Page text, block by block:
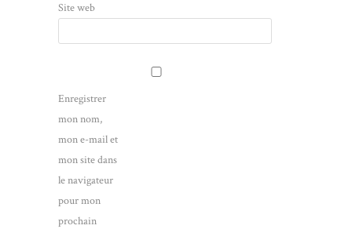
Site web
Enregistrer
mon nom,
mon e-mail et
mon site dans
le navigateur
pour mon
prochain